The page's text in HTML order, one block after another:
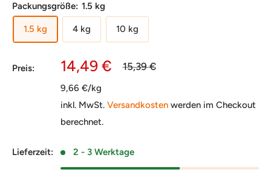
Packungsgröße: 1.5 kg
1.5 kg 4 kg 10 kg
Preis: Sonderpreis
14,49 € Normalpreis
15,39 €
9,66 €/kg
inkl. MwSt. Versandkosten werden im Checkout
berechnet.
Lieferzeit: 2 - 3 Werktage